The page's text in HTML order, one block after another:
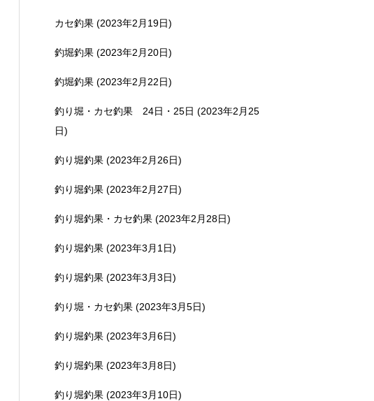
カセ釣果 (2023年2月19日)
釣堀釣果 (2023年2月20日)
釣堀釣果 (2023年2月22日)
釣り堀・カセ釣果 24日・25日 (2023年2月25
日)
釣り堀釣果 (2023年2月26日)
釣り堀釣果 (2023年2月27日)
釣り堀釣果・カセ釣果 (2023年2月28日)
釣り堀釣果 (2023年3月1日)
釣り堀釣果 (2023年3月3日)
釣り堀・カセ釣果 (2023年3月5日)
釣り堀釣果 (2023年3月6日)
釣り堀釣果 (2023年3月8日)
釣り堀釣果 (2023年3月10日)